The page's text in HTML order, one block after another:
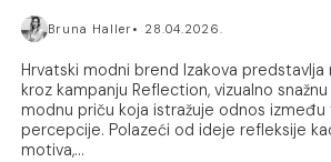
Bruna Haller 28.04.2026.
Hrvatski modni brend Izakova predstavlja
kroz kampanju Reflection, vizualno
modnu priču koja istražuje odnos između
percepcije. Polazeći od ideje refleksije
motiva,...